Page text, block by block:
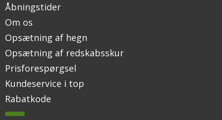
Åbningstider
Om os
Opsætning af hegn
Opsætning af redskabsskur
Prisforespørgsel
Kundeservice i top
Rabatkode